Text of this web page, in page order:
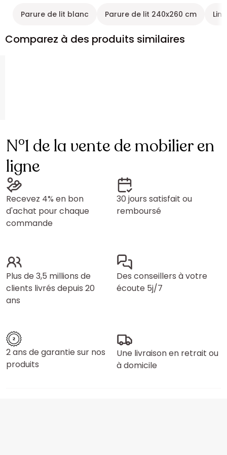
Parure de lit blanc Parure de lit 240x260 cm
Comparez à des produits similaires
N°1 de la vente de mobilier en
ligne
Recevez 4% en bon
d'achat pour chaque
commande
30 jours satisfait ou
remboursé
Plus de 3,5 millions de
clients livrés depuis 20
ans
Des conseillers à votre
écoute 5j/7
2 ans de garantie sur nos
produits
Une livraison en retrait ou
à domicile